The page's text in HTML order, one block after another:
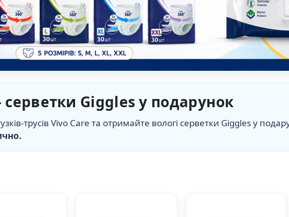
Giggles у подарунок
трусів Vivo Care та отримайте вологі серветки Giggles у